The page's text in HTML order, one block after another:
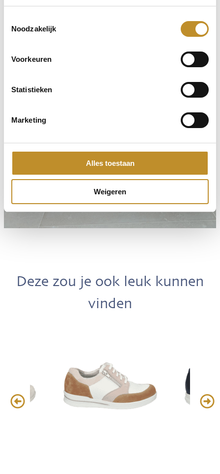
Noodzakelijk
Voorkeuren
Statistieken
Marketing
Alles toestaan
Weigeren
Deze zou je ook leuk kunnen
vinden